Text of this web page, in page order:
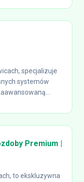
specjalizuje
systemów
Premium |
to ekskluzywna